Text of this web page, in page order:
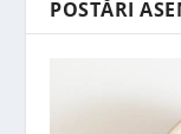
POSTĂRI